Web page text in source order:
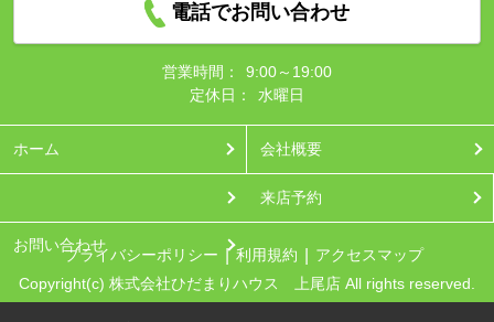
電話でお問い合わせ
営業時間：
9:00～19:00
定休日：
水曜日
ホーム 会社概要
お問い合わせ
来店予約
プライバシーポリシー 利用規約
アクセスマップ
Copyright(c) 株式会社ひだまりハウス 上尾店 All rights reserved.